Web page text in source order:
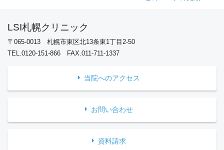
LSI札幌クリニック
〒065-0013 札幌市東区北13条東1丁目2-50
TEL.0120-151-866 FAX.011-711-1337
当院へのアクセス
お問い合わせ
資料請求